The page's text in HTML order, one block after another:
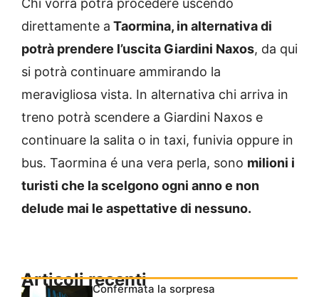
Chi vorrà potrà procedere uscendo
direttamente a Taormina, in alternativa di
potrà prendere l’uscita Giardini Naxos, da qui
si potrà continuare ammirando la
meravigliosa vista. In alternativa chi arriva in
treno potrà scendere a Giardini Naxos e
continuare la salita o in taxi, funivia oppure in
bus. Taormina é una vera perla, sono milioni i
turisti che la scelgono ogni anno e non
delude mai le aspettative di nessuno.
Articoli recentiConfermata la sorpresa